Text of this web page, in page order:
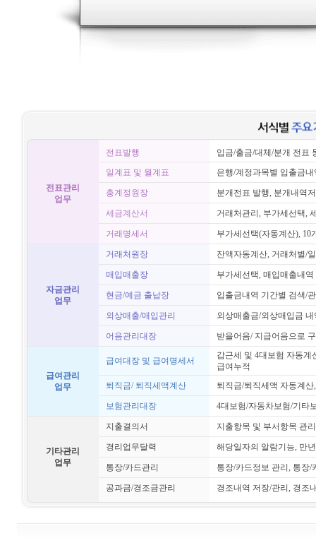
전표관리
업무
전표발행
입금/출금/대체/분개 전표
일계표 및 월계표
은행/계정과목별 입출금
총계정원장 분개전표 발행, 분개내역
세금계산서 거래처관리, 부가세선택,
거래명세서 부가세선택(자동계산), 10
자금관리
업무
거래처원장 잔액자동계산, 거래처별/
매입매출장 부가세선택, 매입매출내
현금/예금 출납장 입출금내역 기간별 검색/
외상매출/매입관리 외상매출금/외상매입금
어음관리대장 받을어음/ 지급어음으로
급여관리
업무
급여대장 및 급여명세서
갑근세 및 4대보험 자동계
급여누적
퇴직금/ 퇴직세액계산
퇴직금/퇴직세액 자동계
보험관리대장 4대보험/자동차보험/기타
기타관리
업무
지출결의서 지출항목 및 부서항목 관
경리업무달력 해당일자의 알람기능, 만
통장/카드관리 통장/카드정보 관리, 통장
공과금/경조금관리 경조내역 저장/관리, 경조